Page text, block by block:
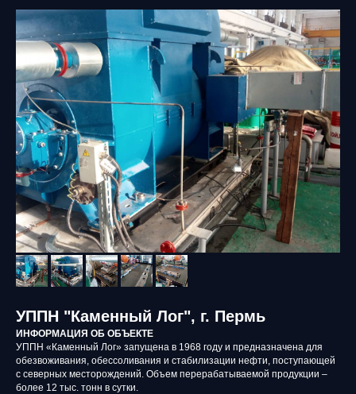
УППН "Каменный Лог", г. Пермь
ИНФОРМАЦИЯ ОБ ОБЪЕКТЕ
УППН «Каменный Лог» запущена в 1968 году и предназначена для
обезвоживания, обессоливания и стабилизации нефти, поступающей
с северных месторождений. Объем перерабатываемой продукции –
более 12 тыс. тонн в сутки.